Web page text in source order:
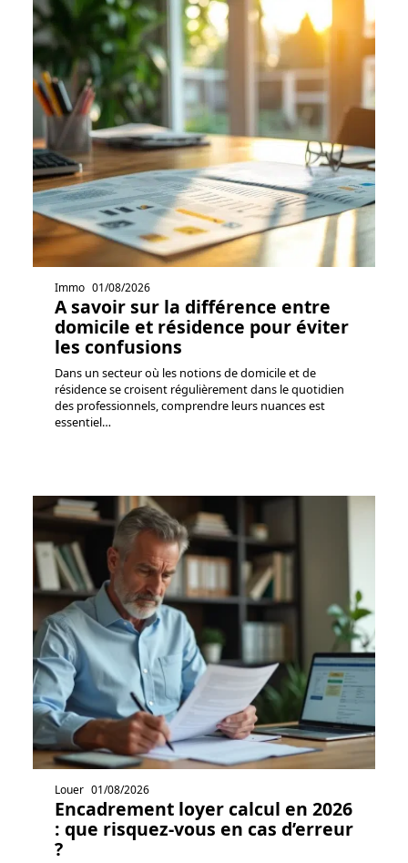
Immo 01/08/2026
A savoir sur la différence entre
domicile et résidence pour éviter
les confusions
Dans un secteur où les notions de domicile et de
résidence se croisent régulièrement dans le quotidien
des professionnels, comprendre leurs nuances est
essentiel…
Louer 01/08/2026
Encadrement loyer calcul en 2026
: que risquez-vous en cas d’erreur
?